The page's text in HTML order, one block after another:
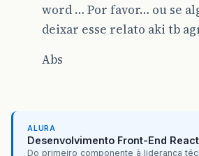
word … Por favor… ou se
deixar esse relato aki tb
Abs
ALURA
Desenvolvimento Front-End React
Do primeiro componente à liderança